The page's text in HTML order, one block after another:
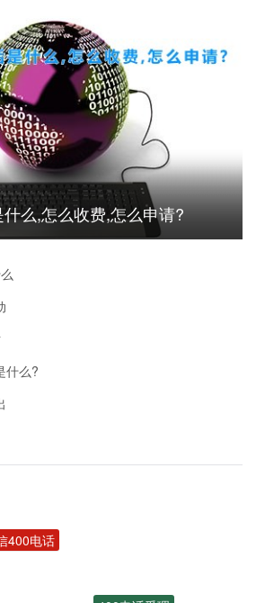
么,怎么收费,怎么申请?
什么?
400电话受理
400电话